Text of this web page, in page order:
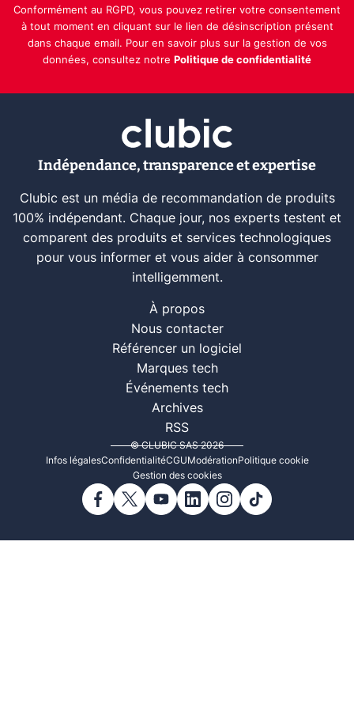
Conformément au RGPD, vous pouvez retirer votre consentement
à tout moment en cliquant sur le lien de désinscription présent
dans chaque email. Pour en savoir plus sur la gestion de vos
données, consultez notre Politique de confidentialité
Indépendance, transparence et expertise
Clubic est un média de recommandation de produits
100% indépendant. Chaque jour, nos experts testent et
comparent des produits et services technologiques
pour vous informer et vous aider à consommer
intelligemment.
À propos
Nous contacter
Référencer un logiciel
Marques tech
Événements tech
Archives
RSS
© CLUBIC SAS 2026
Infos légalesConfidentialitéCGUModérationPolitique cookie
Gestion des cookies